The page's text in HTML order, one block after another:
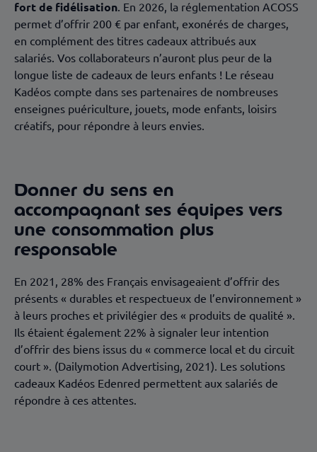
fort de fidélisation. En 2026, la réglementation ACOSS
permet d’offrir 200 € par enfant, exonérés de charges,
en complément des titres cadeaux attribués aux
salariés. Vos collaborateurs n’auront plus peur de la
longue liste de cadeaux de leurs enfants ! Le réseau
Kadéos compte dans ses partenaires de nombreuses
enseignes puériculture, jouets, mode enfants, loisirs
créatifs, pour répondre à leurs envies.
Donner du sens en
accompagnant ses équipes vers
une consommation plus
responsable
En 2021, 28% des Français envisageaient d’offrir des
présents « durables et respectueux de l’environnement »
à leurs proches et privilégier des « produits de qualité ».
Ils étaient également 22% à signaler leur intention
d’offrir des biens issus du « commerce local et du circuit
court ». (Dailymotion Advertising, 2021). Les solutions
cadeaux Kadéos Edenred permettent aux salariés de
répondre à ces attentes.